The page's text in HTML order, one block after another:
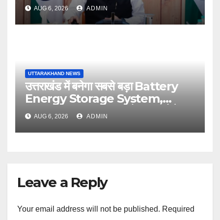
AUG 6, 2026 ADMIN
UTTARAKHAND NEWS
उत्तराखंड में बनेगा सबसे बड़ा Battery
Energy Storage System,
UJVNL लगाएगा 352 करोड़ का प्रोजेक्ट
AUG 6, 2026 ADMIN
Leave a Reply
Your email address will not be published. Required